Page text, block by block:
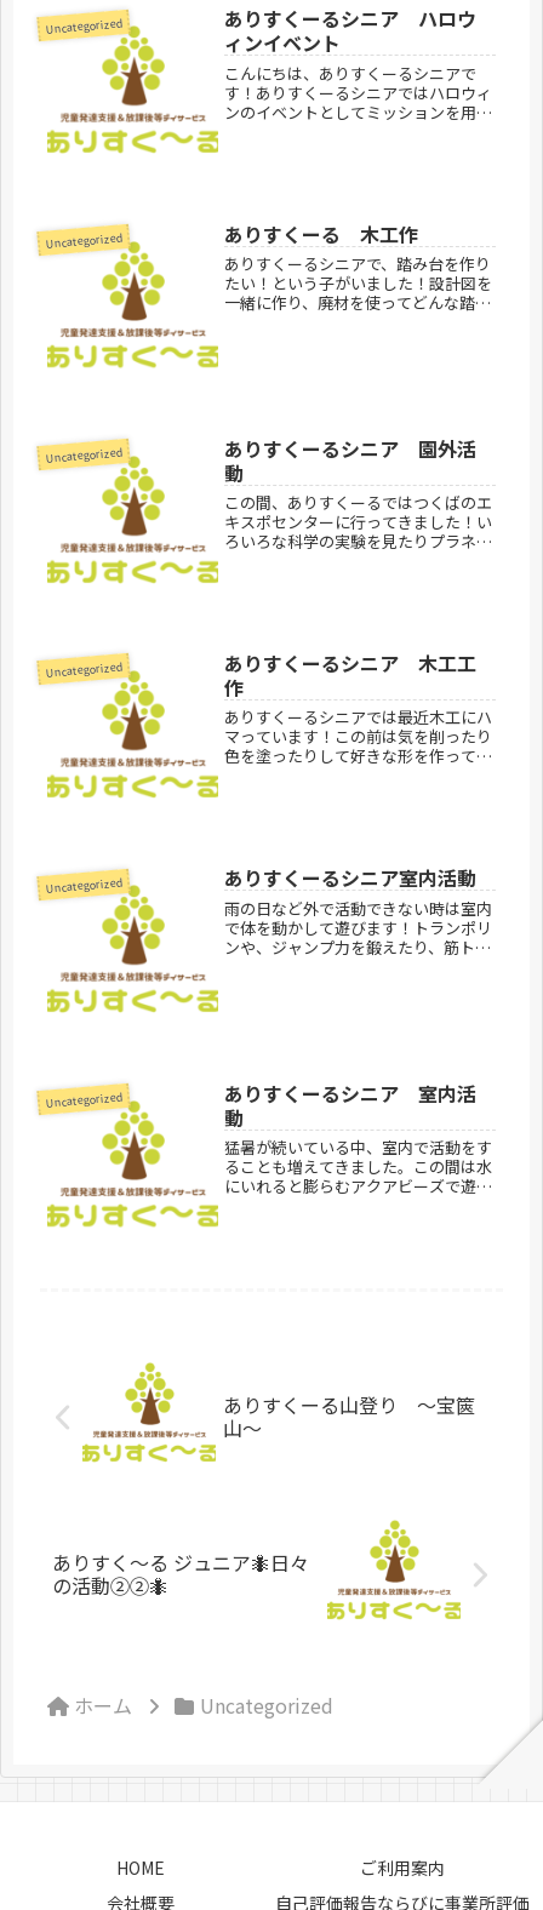
Uncategorized
ありすくーるシニア ハロウ
ィンイベント
こんにちは、ありすくーるシニアで
す！ありすくーるシニアではハロウィ
ンのイベントとしてミッションを用意
Uncategorized ありすくーる 木工作
ありすくーるシニアで、踏み台を作り
たい！という子がいました！設計図を
一緒に作り、廃材を使ってどんな踏み
Uncategorized
ありすくーるシニア 園外活
動
この間、ありすくーるではつくばのエ
キスポセンターに行ってきました！い
ろいろな科学の実験を見たりプラネタ
Uncategorized
ありすくーるシニア 木工工
作
ありすくーるシニアでは最近木工にハ
マっています！この前は気を削ったり
色を塗ったりして好きな形を作ってい
Uncategorized ありすくーるシニア室内活動
雨の日など外で活動できない時は室内
で体を動かして遊びます！トランポリ
ンや、ジャンプ力を鍛えたり、筋トレ
Uncategorized
ありすくーるシニア 室内活
動
猛暑が続いている中、室内で活動をす
ることも増えてきました。この間は水
にいれると膨らむアクアビーズで遊び
ありすくーる山登り ～宝篋
山～
ありすく〜る ジュニア🐜日々
の活動②②🐜
ホーム Uncategorized
HOME
ご利用案内
会社概要
自己評価報告ならびに事業所評価